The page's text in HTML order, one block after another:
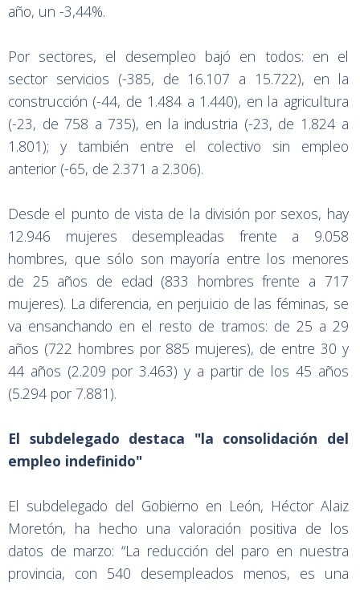
año, un -3,44%.
Por sectores, el desempleo bajó en todos: en el
sector servicios (-385, de 16.107 a 15.722), en la
construcción (-44, de 1.484 a 1.440), en la agricultura
(-23, de 758 a 735), en la industria (-23, de 1.824 a
1.801); y también entre el colectivo sin empleo
anterior (-65, de 2.371 a 2.306).
Desde el punto de vista de la división por sexos, hay
12.946 mujeres desempleadas frente a 9.058
hombres, que sólo son mayoría entre los menores
de 25 años de edad (833 hombres frente a 717
mujeres). La diferencia, en perjuicio de las féminas, se
va ensanchando en el resto de tramos: de 25 a 29
años (722 hombres por 885 mujeres), de entre 30 y
44 años (2.209 por 3.463) y a partir de los 45 años
(5.294 por 7.881).
El subdelegado destaca "la consolidación del
empleo indefinido"
El subdelegado del Gobierno en León, Héctor Alaiz
Moretón, ha hecho una valoración positiva de los
datos de marzo: “La reducción del paro en nuestra
provincia, con 540 desempleados menos, es una